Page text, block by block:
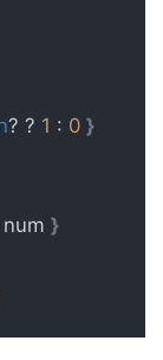
? ? 1 : 0 }
}